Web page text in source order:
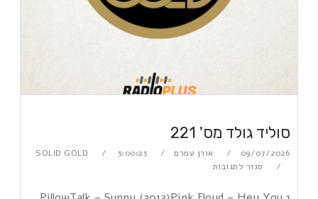
סוליד גולד מס' 221
09/07/2026 אורן עמרם SOLID GOLD
3:00:23
סגור לתגובות